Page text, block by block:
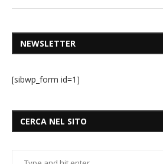
NEWSLETTER
[sibwp_form id=1]
CERCA NEL SITO